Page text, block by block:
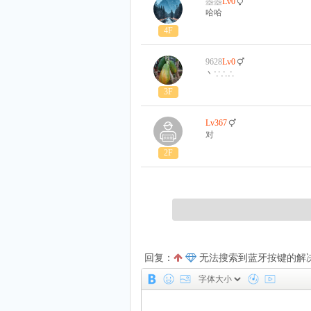
4F
哈哈
3F
9628Lv0
丶∵∴∴
2F
Lv367
对
回复： 无法搜索到蓝牙按键的解